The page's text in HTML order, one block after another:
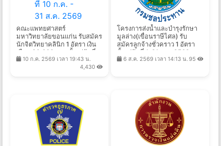
คณะแพทยศาสตร์
มหาวิทยาลัยขอนแก่น รับสมัคร
นักจิตวิทยาคลินิก 1 อัตรา เงิน
เดือน 20,000 บาท ตั้งแต่วันที่
10 ก.ค. - 31 ส.ค. 2569
10 ก.ค. 2569 เวลา 19:43 น.
4,430
โครงการส่งน้ำและบำรุงรักษา
มูลล่าง(เขื่อนราษีไศล) รับ
สมัครลูกจ้างชั่วคราว 1 อัตรา
ตั้งแต่วันที่ 1-31 ส.ค. 2569
6 ส.ค. 2569 เวลา 14:13 น. 95